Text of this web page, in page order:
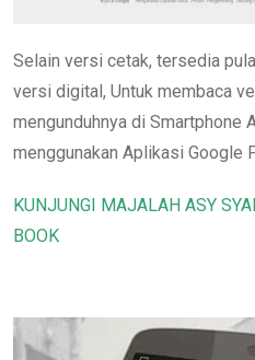
Selain versi cetak, tersedia
versi digital, Untuk membaca
mengunduhnya di Smartphone
menggunakan Aplikasi Google
KUNJUNGI MAJALAH ASY
BOOK